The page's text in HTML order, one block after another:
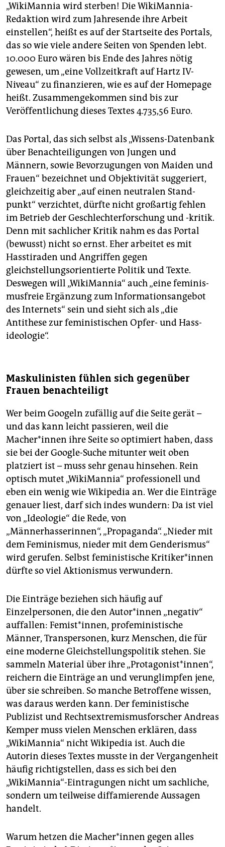
„WikiMannia wird sterben! Die WikiMannia-
Redaktion wird zum Jahresende ihre Arbeit
einstellen“, heißt es auf der Startseite des Portals,
das so wie viele andere Seiten von Spenden lebt.
10.000 Euro wären bis Ende des Jahres nötig
gewesen, um „eine Vollzeitkraft auf Hartz IV-
Niveau“ zu finanzieren, wie es auf der Homepage
heißt. Zusammengekommen sind bis zur
Veröffentlichung dieses Textes 4.735,56 Euro.
Das Portal, das sich selbst als „Wissens-Datenbank
über Be­nach­teili­gun­gen von Jungen und
Männern, sowie Be­vor­zu­gun­gen von Maiden und
Frauen“ bezeichnet und Objektivität suggeriert,
gleichzeitig aber „auf einen neu­tra­len Stand­
punkt“ verzichtet, dürfte nicht großartig fehlen
im Betrieb der Geschlechterforschung und -kritik.
Denn mit sachlicher Kritik nahm es das Portal
(bewusst) nicht so ernst. Eher arbeitet es mit
Hasstiraden und Angriffen gegen
gleichstellungsorientierte Politik und Texte.
Deswegen will „WikiMannia“ auch „eine feminis­
mus­freie Er­gän­zung zum Infor­ma­tions­an­gebot
des Internets“ sein und sieht sich als „die
Antithese zur feministischen Opfer- und Hass­
ideologie“.
Maskulinisten fühlen sich gegenüber
Frauen benachteiligt
Wer beim Googeln zufällig auf die Seite gerät –
und das kann leicht passieren, weil die
Macher*innen ihre Seite so optimiert haben, dass
sie bei der Google-Suche mitunter weit oben
platziert ist – muss sehr genau hinsehen. Rein
optisch mutet „WikiMannia“ professionell und
eben ein wenig wie Wikipedia an. Wer die Einträge
genauer liest, darf sich indes wundern: Da ist viel
von „Ideologie“ die Rede, von
„Männerhasserinnen“, „Propaganda“. „Nieder mit
dem Feminismus, nieder mit dem Genderismus“
wird gerufen. Selbst feministische Kritiker*innen
dürfte so viel Aktionismus verwundern.
Die Einträge beziehen sich häufig auf
Einzelpersonen, die den Autor*innen „negativ“
auffallen: Femist*innen, profeministische
Männer, Transpersonen, kurz Menschen, die für
eine moderne Gleichstellungspolitik stehen. Sie
sammeln Material über ihre „Protagonist*innen“,
reichern die Einträge an und verunglimpfen jene,
über sie schreiben. So manche Betroffene wissen,
was daraus werden kann. Der feministische
Publizist und Rechtsextremismusforscher Andreas
Kemper muss vielen Menschen erklären, dass
„WikiMannia“ nicht Wikipedia ist. Auch die
Autorin dieses Textes musste in der Vergangenheit
häufig richtigstellen, dass es sich bei den
„WikiMannia“-Eintragungen nicht um sachliche,
sondern um teilweise diffamierende Aussagen
handelt.
Warum hetzen die Macher*innen gegen alles